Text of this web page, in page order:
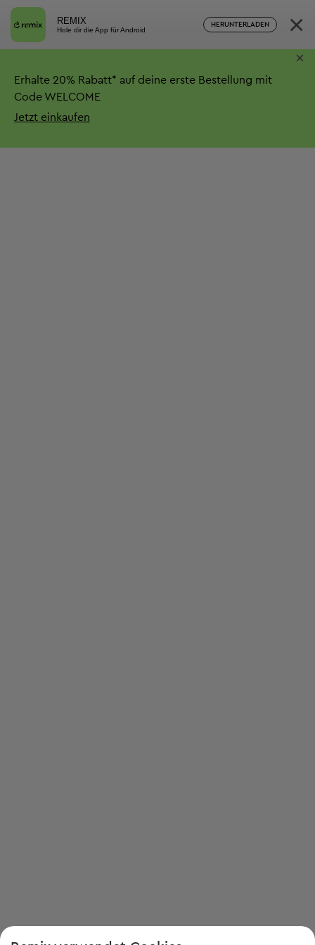
REMIX
Hole dir die App für Android
HERUNTERLADEN ×
Erhalte 20% Rabatt* auf deine erste Bestellung mit
Code WELCOME
Jetzt einkaufen
×